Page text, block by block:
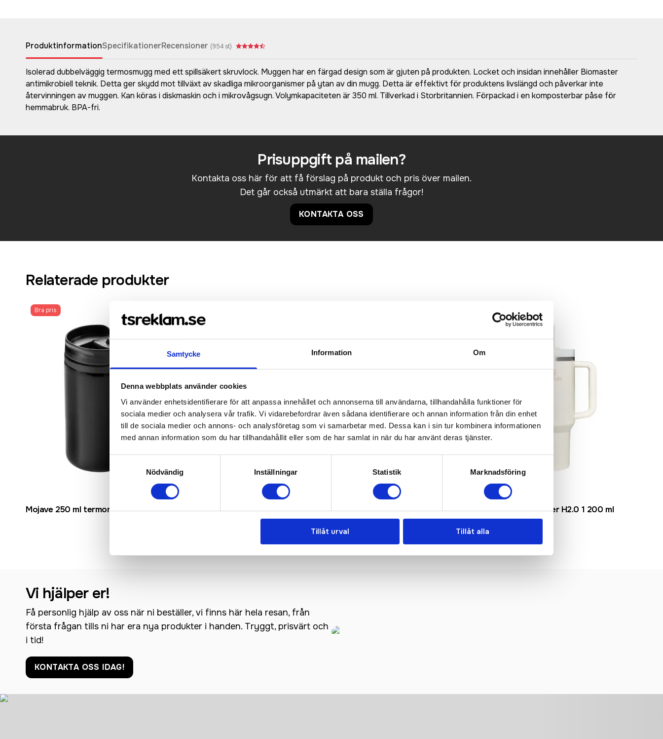
Samtycke Information Om
Denna webbplats använder cookies
Vi använder enhetsidentifierare för att anpassa innehållet och annonserna till användarna, tillhandahålla funktioner för
sociala medier och analysera vår trafik. Vi vidarebefordrar även sådana identifierare och annan information från din enhet
till de sociala medier och annons- och analysföretag som vi samarbetar med. Dessa kan i sin tur kombinera informationen
med annan information som du har tillhandahållit eller som de har samlat in när du har använt deras tjänster.
Nödvändig
Inställningar Statistik Marknadsföring
Tillåt urval Tillåt alla
ProduktinformationSpecifikationerRecensioner (954 st)
Isolerad dubbelväggig termosmugg med ett spillsäkert skruvlock. Muggen har en färgad design som är gjuten på produkten. Locket och insidan innehåller Biomaster
antimikrobiell teknik. Detta ger skydd mot tillväxt av skadliga mikroorganismer på ytan av din mugg. Detta är effektivt för produktens livslängd och påverkar inte
återvinningen av muggen. Kan köras i diskmaskin och i mikrovågsugn. Volymkapaciteten är 350 ml. Tillverkad i Storbritannien. Förpackad i en komposterbar påse för
hemmabruk. BPA-fri.
Prisuppgift på mailen?
Kontakta oss här för att få förslag på produkt och pris över mailen.
Det går också utmärkt att bara ställa frågor!
KONTAKTA OSS
Relaterade produkter
Bra pris
Mojave 250 ml termomugg
Jetta 330 ml vakuumisolerad termos i
Elwood 410 ml RCS-certifierad
isolerad termos av återvunnet
rostfritt stål
Rostfritt stål
Stanley Quencher H2.0 1 200 ml
mugg
Vi hjälper er!
Få personlig hjälp av oss när ni beställer, vi finns här hela resan, från
första frågan tills ni har era nya produkter i handen. Tryggt, prisvärt och
i tid!
KONTAKTA OSS IDAG!